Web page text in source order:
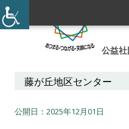
コ
ン
公益
メ
ニ
藤が丘地区センター
2025年12月01日